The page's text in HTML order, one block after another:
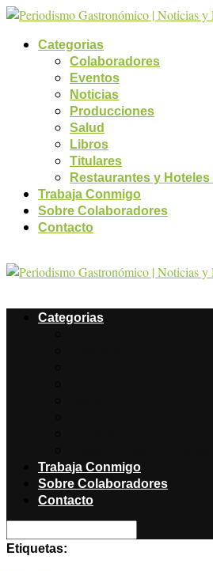
Categorias
Colaboradores
Eventos
Noticias
Producciones
Salud
Libros
Titulares
Restaurantes y
Trabaja Conmigo
Sobre Colaboradores
Contacto
Categorias
Trabaja Conmigo
Sobre Colaboradores
Contacto
Etiquetas: